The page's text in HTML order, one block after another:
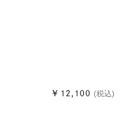
￥12,100 (税込)